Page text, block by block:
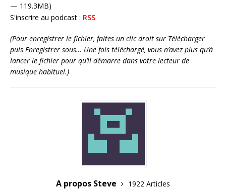
— 119.3MB)
S'inscrire au podcast : RSS
(Pour enregistrer le fichier, faites un clic droit sur Télécharger
puis Enregistrer sous… Une fois téléchargé, vous n’avez plus qu’à
lancer le fichier pour qu’il démarre dans votre lecteur de
musique habituel.)
A propos Steve
1922 Articles